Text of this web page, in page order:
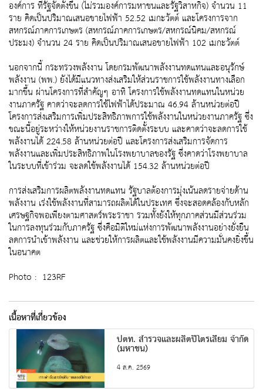
องค์การ ที่รัฐจัดตั้งขึ้น (ไม่รวมองค์การมหาชนและรัฐวิสาหกิจ) จำนวน 11
ราย คิดเป็นปริมาณเสนอขายไฟฟ้า 52.52 เมกะวัตต์ และโครงการจาก
สหกรณ์ภาคการเกษตร (สหกรณ์ภาคการเกษตร/สหกรณ์นิคม/สหกรณ์
ประมง) จำนวน 24 ราย คิดเป็นปริมาณเสนอขายไฟฟ้า 102 เมกะวัตต์
นอกจากนี้ กระทรวงพลังงาน โดยกรมพัฒนาพลังงานทดแทนและอนุรักษ์
พลังงาน (พพ.) ยังได้มีแนวทางส่งเสริมให้ส่วนราชการใช้พลังงานทางเลือก
มากขึ้น ผ่านโครงการที่สำคัญๆ อาทิ โครงการใช้พลังงานทดแทนในหน่วย
งานภาครัฐ คาดว่าจะลดการใช้ไฟฟ้าได้ประมาณ 46.94 ล้านหน่วยต่อปี
โครงการส่งเสริมการเพิ่มประสิทธิภาพการใช้พลังงานในหน่วยงานภาครัฐ ซึ่ง
ขณะนี้อยู่ระหว่างให้หน่วยงานราชการติดตั้งระบบ และคาดว่าจะลดการใช้
พลังงานได้ 224.58 ล้านหน่วยต่อปี และโครงการส่งเสริมการจัดการ
พลังงานและเพิ่มประสิทธิภาพในโรงพยาบาลของรัฐ ซึ่งคาดว่าโรงพยาบาล
ในระบบที่เข้าร่วม จะลดใช้พลังงานได้ 154.32 ล้านหน่วยต่อปี
การส่งเสริมการผลิตพลังงานทดแทน รัฐบาลต้องการมุ่งเน้นลดรายจ่ายด้าน
พลังงาน เร่งใช้พลังงานที่สามารถผลิตได้ในประเทศ ซึ่งจะสอดคล้องกับหลัก
เศรษฐกิจพอเพียงตามศาสตร์พระราชา รวมทั้งยังให้ทุกภาคส่วนมีส่วนร่วม
ในการลงทุนร่วมกับภาครัฐ ซึ่งคือมิติใหม่แห่งการพัฒนาพลังงานอย่างยั่งยืน
ลดการนำเข้าพลังงาน และช่วยให้การผลิตและใช้พลังงานมีความมั่นคงยิ่งขึ้น
ในอนาคต
Photo : 123RF
เนื้อหาที่เกี่ยวข้อง
ปตท. สำรวจและผลิตปิโตรเลียม จำกัด
(มหาชน)
4 ส.ค. 2569